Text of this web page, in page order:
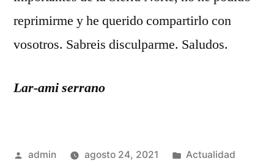
reprimirme y he querido compartirlo con
vosotros. Sabreis disculparme. Saludos.
Lar-ami serrano
Publicado
admin agosto 24, 2021
Publicado
Actualidad